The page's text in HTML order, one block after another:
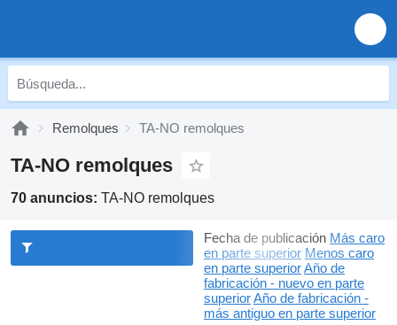
Remolques TA-NO remolques
TA-NO remolques
70 anuncios: TA-NO remolques
Fecha de publicación Más caro
en parte superior Menos caro
en parte superiorAño de
fabricación - nuevo en parte
superiorAño de fabricación -
más antiguo en parte superior